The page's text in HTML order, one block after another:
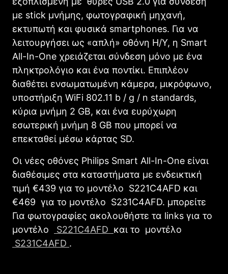
με stick μνήμης, φωτογραφική μηχανή,
εκτυπωτή και φυσικά smartphones. Για να
λειτουργήσει ως «απλή» οθόνη Η/Υ, η Smart
All-In-One χρειάζεται σύνδεση μόνο με ένα
πληκτρολόγιο και ένα ποντίκι. Επιπλέον
διαθέτει ενσωματωμένη κάμερα, μικρόφωνο,
υποστήριξη WiFi 802.11 b / g / n standards,
κύρια μνήμη 2 GB, και ένα ευρύχωρη
εσωτερική μνήμη 8 GB που μπορεί να
επεκταθεί μέσω κάρτας SD.
Οι νέες οθόνες Philips Smart All-In-One είναι
διαθέσιμες στα καταστήματα με ενδεικτική
τιμή €439 για το μοντέλο S221C4AFD και
€469 για το μοντέλο S231C4AFD. μπορείτε
Για φωτογραφίες ακολουθήστε τα links για το
μοντέλο
S221C4AFD και το μοντέλο
S231C4AFD .